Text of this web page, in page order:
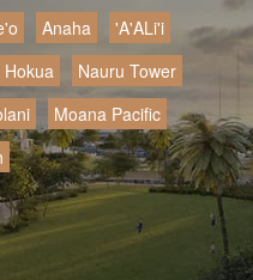
Anaha
'A'ALi'i
Hokua
Nauru Tower
Moana Pacific